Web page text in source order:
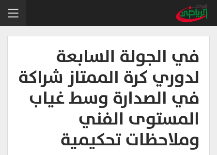
في الجولة السابعة
لدوري كرة الممتاز شراكة
في الصدارة وسط غياب
المستوى الفني
وملاحظات تحكيمية